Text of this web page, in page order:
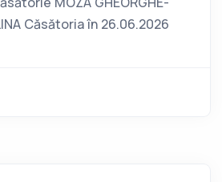
Căsătoria în 26.06.2026